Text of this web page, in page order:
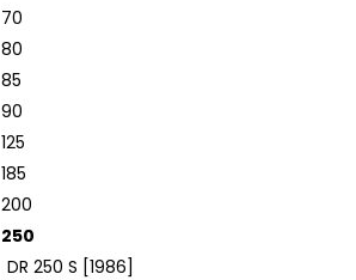
70
80
85
90
125
185
200
250
DR 250 S [1986]